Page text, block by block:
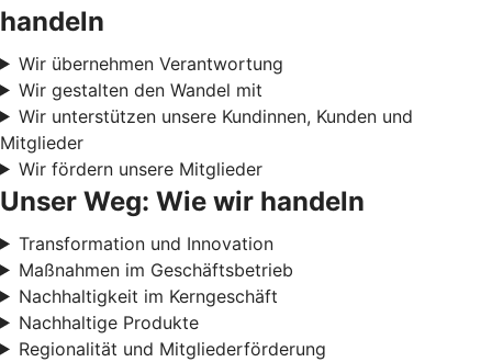
handeln
Wir übernehmen Verantwortung
Wir gestalten den Wandel mit
Wir unterstützen unsere Kundinnen, Kunden und
Mitglieder
Wir fördern unsere Mitglieder
Unser Weg: Wie wir handeln
Transformation und Innovation
Maßnahmen im Geschäftsbetrieb
Nachhaltigkeit im Kerngeschäft
Nachhaltige Produkte
Regionalität und Mitgliederförderung